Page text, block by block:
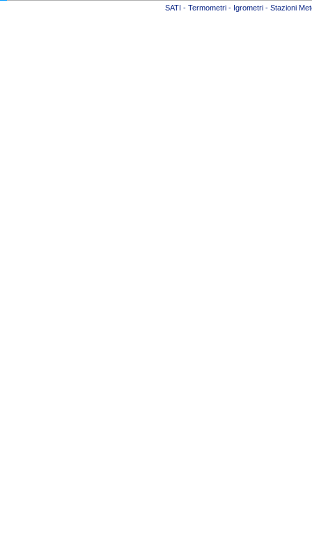
SATI - Termometri - Igrometri - Stazioni